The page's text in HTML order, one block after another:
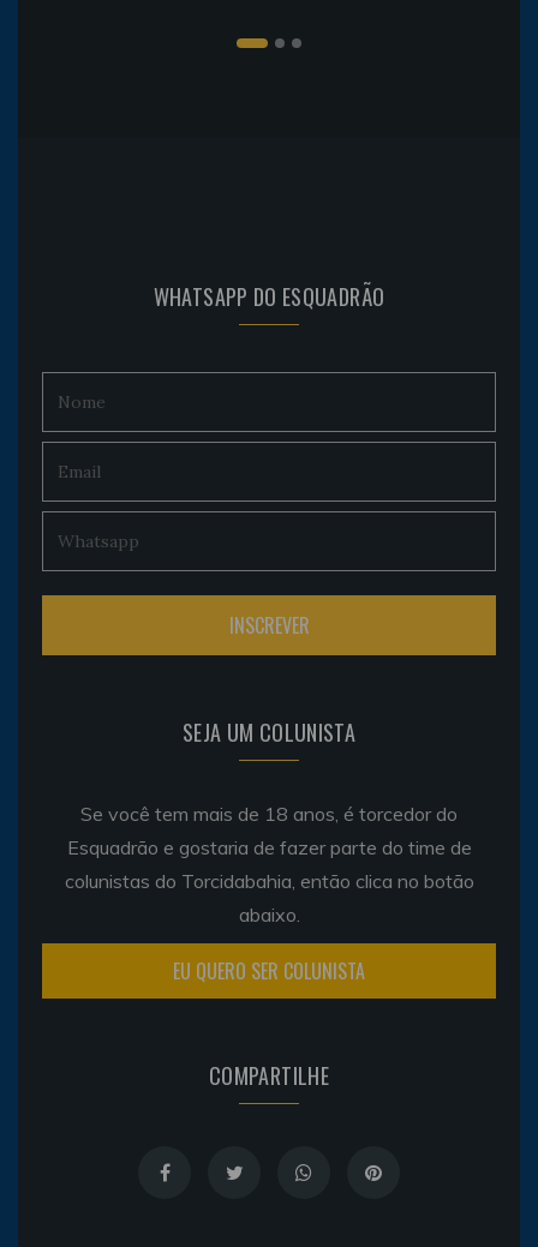
WHATSAPP DO ESQUADRÃO
SEJA UM COLUNISTA
Se você tem mais de 18 anos, é torcedor do
Esquadrão e gostaria de fazer parte do time de
colunistas do Torcidabahia, então clica no botão
abaixo.
EU QUERO SER COLUNISTA
COMPARTILHE